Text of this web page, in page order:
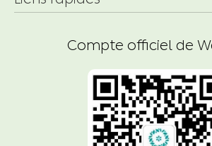
Compte officiel de